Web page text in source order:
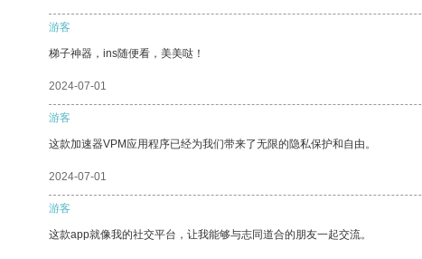
游客
梯子神器，ins随便看，美美哒！
2024-07-01
游客
这款加速器VPM应用程序已经为我们带来了无限的隐私保护和自由。
2024-07-01
游客
这款app就像我的社交平台，让我能够与志同道合的朋友一起交流。